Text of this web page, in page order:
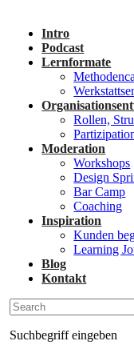
Intro
Podcast
Lernformate
Rollen,
Moderation
Workshops
Design
Bar Camp
Coaching
Inspiration
Kunden
Learning
Blog
Kontakt
Suchbegriff eingeben